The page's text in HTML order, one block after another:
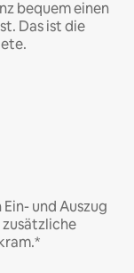
bequem einen
Das ist die
und Auszug
zusätzliche